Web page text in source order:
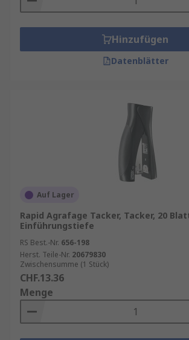
Hinzufügen
Datenblätter
Auf Lager
Rapid Agrafage Tacker, Tacker, 20
Einführungstiefe
RS Best.-Nr. 656-198
Herst. Teile-Nr. 20679830
Zwischensumme (1 Stück)
CHF.13.36
Menge